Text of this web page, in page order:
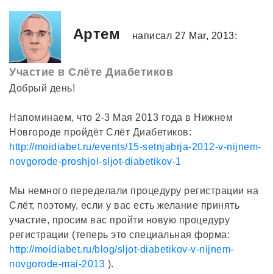
Артем написал 27 Mar, 2013:
Участие в Слёте Диабетиков
Добрый день!
Напоминаем, что 2-3 Мая 2013 года в Нижнем
Новгороде пройдёт Слёт Диабетиков:
http://moidiabet.ru/events/15-setnjabrja-2012-v-nijnem-
novgorode-proshjol-sljot-diabetikov-1
Мы немного переделали процедуру регистрации на
Слёт, поэтому, если у вас есть желание принять
участие, просим вас пройти новую процедуру
регистрации (теперь это специальная форма:
http://moidiabet.ru/blog/sljot-diabetikov-v-nijnem-
novgorode-mai-2013 ).